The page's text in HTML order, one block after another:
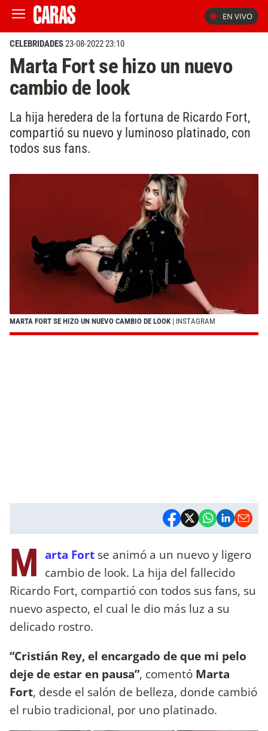
EN VIVO
CELEBRIDADES23-08-2022 23:10
Marta Fort se hizo un nuevo
cambio de look
La hija heredera de la fortuna de Ricardo Fort,
compartió su nuevo y luminoso platinado, con
todos sus fans.
MARTA FORT SE HIZO UN NUEVO CAMBIO DE LOOK | INSTAGRAM
M arta Fort se animó a un nuevo y ligero
cambio de look. La hija del fallecido
Ricardo Fort, compartió con todos sus fans, su
nuevo aspecto, el cual le dio más luz a su
delicado rostro.
“Cristián Rey, el encargado de que mi pelo
deje de estar en pausa”, comentó Marta
Fort, desde el salón de belleza, donde cambió
el rubio tradicional, por uno platinado.